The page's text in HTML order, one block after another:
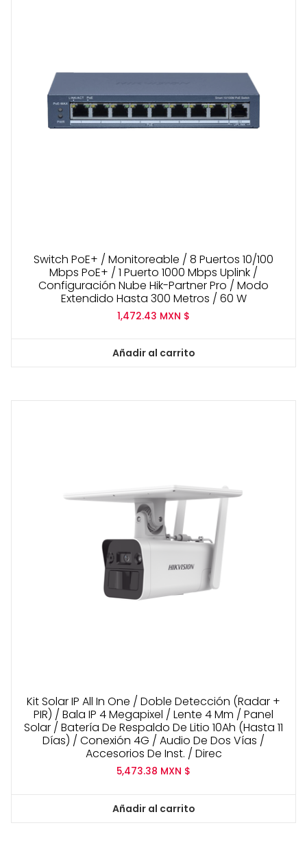
Switch PoE+ / Monitoreable / 8 Puertos 10/100
Mbps PoE+ / 1 Puerto 1000 Mbps Uplink /
Configuración Nube Hik-Partner Pro / Modo
Extendido Hasta 300 Metros / 60 W
1,472.43 MXN $
Añadir al carrito
Kit Solar IP All In One / Doble Detección (Radar +
PIR) / Bala IP 4 Megapixel / Lente 4 Mm / Panel
Solar / Batería De Respaldo De Litio 10Ah (Hasta 11
Días) / Conexión 4G / Audio De Dos Vías /
Accesorios De Inst. / Direc
5,473.38 MXN $
Añadir al carrito